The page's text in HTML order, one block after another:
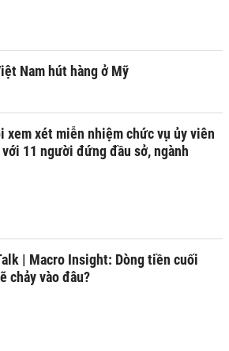
Nam hút hàng ở Mỹ
xem xét miễn nhiệm chức vụ ủy viên
với 11 người đứng đầu sở, ngành
| Macro Insight: Dòng tiền cuối
chảy vào đâu?